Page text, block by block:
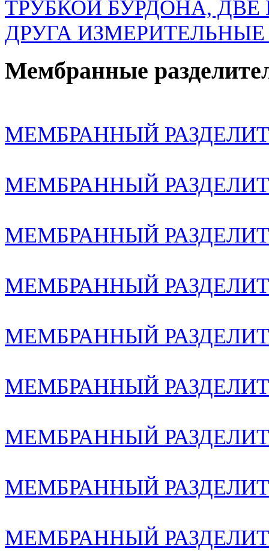
ТРУБКОЙ БУРДОНА,
ДРУГА
Мембранные
МЕМБРАННЫЙ
МЕМБРАННЫЙ
МЕМБРАННЫЙ
МЕМБРАННЫЙ
МЕМБРАННЫЙ
МЕМБРАННЫЙ
МЕМБРАННЫЙ
МЕМБРАННЫЙ
МЕМБРАННЫЙ